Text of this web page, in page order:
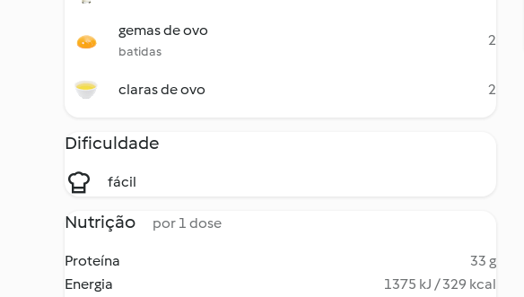
gemas de ovo
batidas
2
claras de ovo 2
Dificuldade
fácil
Nutrição por 1 dose
Proteína
33 g
Energia
1375 kJ / 329 kcal